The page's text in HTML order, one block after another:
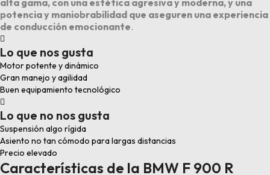
alta gama, con una estética agresiva y moderna, y una
potencia y maniobrabilidad que aseguren una experiencia
de conducción emocionante.

Lo que nos gusta
Motor potente y dinámico
Gran manejo y agilidad
Buen equipamiento tecnológico

Lo que no nos gusta
Suspensión algo rígida
Asiento no tan cómodo para largas distancias
Precio elevado
Características de la BMW F 900 R